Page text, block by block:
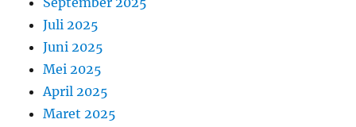
Juli 2025
Juni 2025
Mei 2025
April 2025
Maret 2025